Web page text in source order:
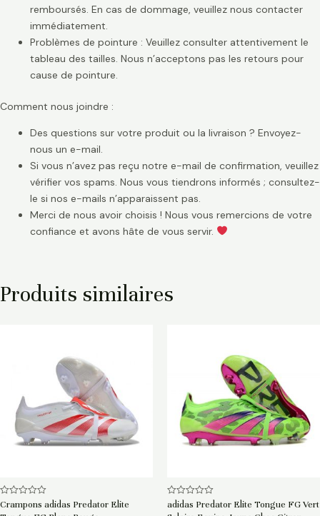
remboursés. En cas de dommage, veuillez nous contacter
immédiatement.
Problèmes de pointure : Veuillez consulter attentivement le
tableau des tailles. Nous n’acceptons pas les retours pour
cause de pointure.
Comment nous joindre :
Des questions sur votre produit ou la livraison ? Envoyez-
nous un e-mail.
Si vous n’avez pas reçu notre e-mail de confirmation, veuillez
vérifier vos spams. Nous vous tiendrons informés ; consultez-
le si nos e-mails n’apparaissent pas.
Merci de nous avoir choisis ! Nous vous remercions de votre
confiance et avons hâte de vous servir.
Produits similaires
Note
Crampons adidas Predator Elite
Note
adidas Predator Elite Tongue FG Vert